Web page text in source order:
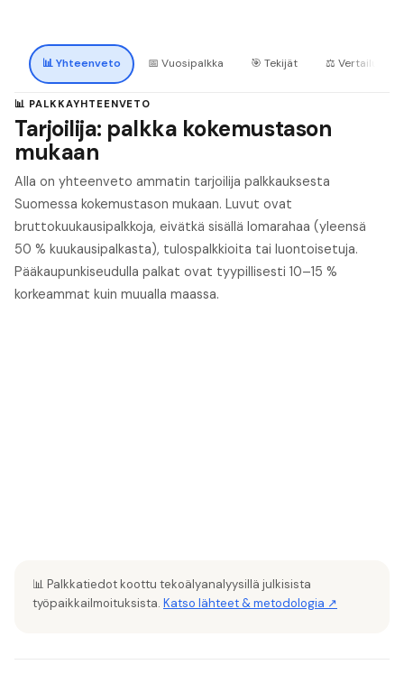
📊Yhteenveto 📅 Vuosipalkka 🎯 Tekijät ⚖️ Vertailu
📊 PALKKAYHTEENVETO
Tarjoilija: palkka kokemustason
mukaan
Alla on yhteenveto ammatin tarjoilija palkkauksesta
Suomessa kokemustason mukaan. Luvut ovat
bruttokuukausipalkkoja, eivätkä sisällä lomarahaa (yleensä
50 % kuukausipalkasta), tulospalkkioita tai luontoisetuja.
Pääkaupunkiseudulla palkat ovat tyypillisesti 10–15 %
korkeammat kuin muualla maassa.
📊 Palkkatiedot koottu tekoälyanalyysillä julkisista
työpaikkailmoituksista. Katso lähteet & metodologia ↗